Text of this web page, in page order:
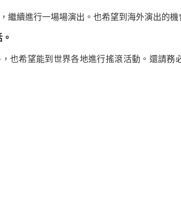
繼續進行一場場演出。也希望到海外演出的機
也希望能到世界各地進行搖滾活動。還請務